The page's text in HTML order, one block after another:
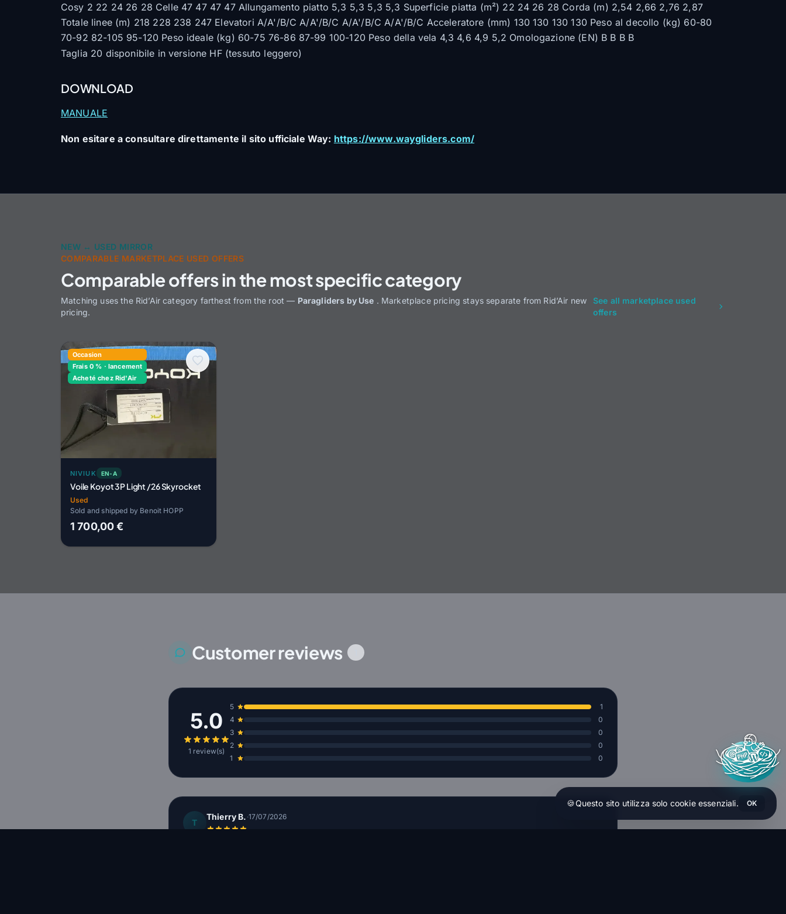
Cosy 2 22 24 26 28 Celle 47 47 47 47 Allungamento piatto 5,3 5,3 5,3 5,3 Superficie piatta (m²) 22 24 26 28 Corda (m) 2,54 2,66 2,76 2,87
Totale linee (m) 218 228 238 247 Elevatori A/A'/B/C A/A'/B/C A/A'/B/C A/A'/B/C Acceleratore (mm) 130 130 130 130 Peso al decollo (kg) 60-80
70-92 82-105 95-120 Peso ideale (kg) 60-75 76-86 87-99 100-120 Peso della vela 4,3 4,6 4,9 5,2 Omologazione (EN) B B B B
Taglia 20 disponibile in versione HF (tessuto leggero)
DOWNLOAD
MANUALE
Non esitare a consultare direttamente il sito ufficiale Way: https://www.waygliders.com/
NEW ↔ USED MIRROR
COMPARABLE MARKETPLACE USED OFFERS
Comparable offers in the most specific category
Matching uses the Rid’Air category farthest from the root — Paragliders by Use . Marketplace pricing stays separate from Rid’Air new
pricing.
See all marketplace used
offers
Occasion
Frais 0 % · lancement
Acheté chez Rid'Air
NIVIUK EN-A
Voile Koyot 3P Light /26 Skyrocket
Used
Sold and shipped by Benoit HOPP
1 700,00 €
Customer reviews
5.0
1 review(s)
5
1
4
0
3
0
2
0
1
0
T
Thierry B. ·17/07/2026
🍪Questo sito utilizza solo cookie essenziali. OK